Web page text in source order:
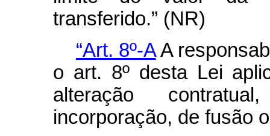
transferido.” (NR)
“Art. 8º-AA
o art. 8º desta Lei
alteração
incorporação, de fusão